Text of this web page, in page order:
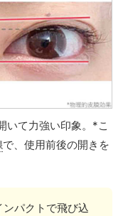
いて力強い印象。*こ
で、使用前後の開きを
パクトで飛び込